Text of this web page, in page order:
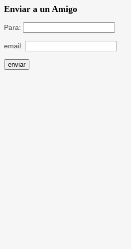
Enviar a un Amigo
Para:
email: